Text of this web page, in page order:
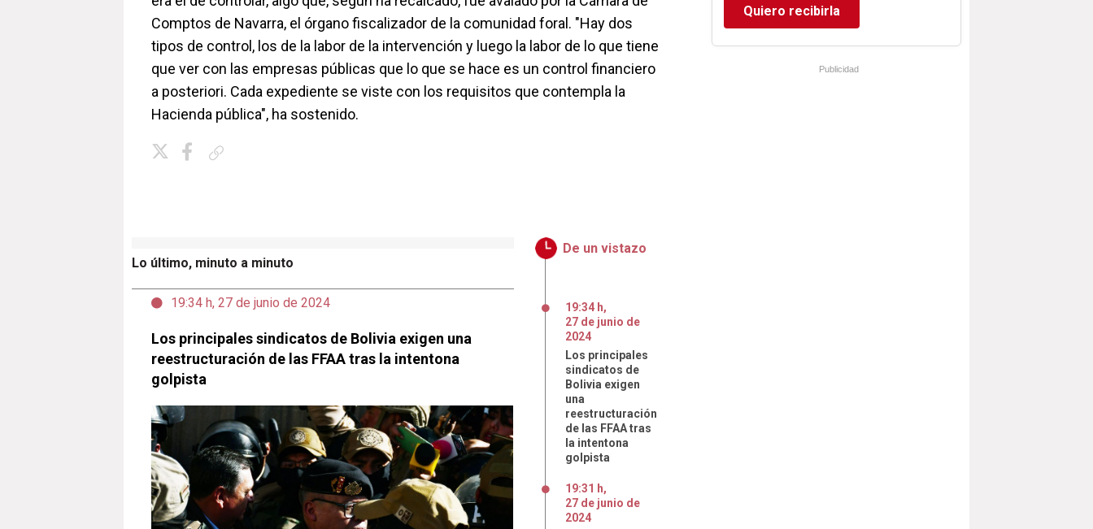
Comptos de Navarra, el órgano fiscalizador de la comunidad foral. "Hay dos
tipos de control, los de la labor de la intervención y luego la labor de lo que tiene
que ver con las empresas públicas que lo que se hace es un control financiero
a posteriori. Cada expediente se viste con los requisitos que contempla la
Hacienda pública", ha sostenido.
Lo último, minuto a minuto
19:34 h, 27 de junio de 2024
Los principales sindicatos de Bolivia exigen una
reestructuración de las FFAA tras la intentona
golpista
De un vistazo
19:34 h,
27 de junio de
2024
Los principales
sindicatos de
Bolivia exigen
una
reestructuración
de las FFAA tras
la intentona
golpista
19:31 h,
27 de junio de
2024
Quiero recibirla
Publicidad